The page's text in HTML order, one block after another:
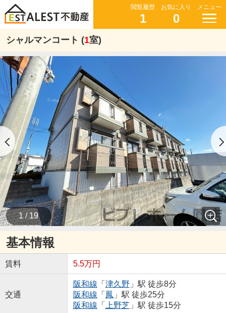
閲覧履歴
1
お気に入り
0
メニュー
シャルマンコート (1室)
1 / 19
基本情報
賃料 5.5万円
交通
阪和線 「 津久野 」駅 徒歩8分
阪和線 「 鳳」駅 徒歩25分
阪和線 「 上野芝」駅 徒歩15分